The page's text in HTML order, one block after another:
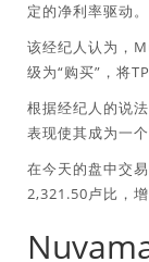
定的净利率驱动。
该经纪人认为，
级为“购买”，将
根据经纪人的说
表现使其成为一
在今天的盘中交
2,321.50卢比，